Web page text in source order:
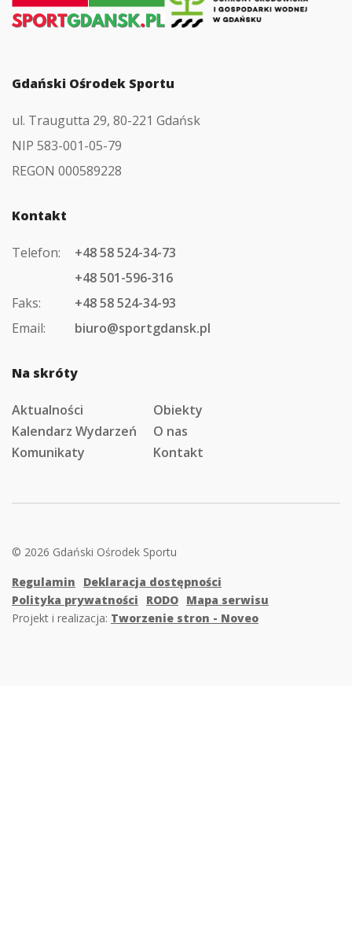
strony
głównej
Gdański Ośrodek Sportu
ul. Traugutta 29, 80-221 Gdańsk
NIP 583-001-05-79
REGON 000589228
Kontakt
Telefon:
+48 58 524-34-73
+48 501-596-316
Faks:
+48 58 524-34-93
Email:
biuro@sportgdansk.pl
Na skróty
Aktualności
Obiekty
Kalendarz Wydarzeń
O nas
Komunikaty
Kontakt
© 2026 Gdański Ośrodek Sportu
Regulamin
Deklaracja dostępności
Polityka prywatności
RODO Mapa serwisu
Projekt i realizacja: Tworzenie stron - Noveo